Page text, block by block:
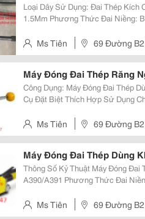
Loại Dây Sử Dụng: Đai Thép Kích Cỡ Dây Đai Sử Dụng: 20Mm-32Mm X 0.38-
1.5Mm Phương Thức Đai Niềng: Bằng Tay Và Kẹp Bọ. Khi Cần Thêm Thông
69 Đường B2, Kcn Tân...
Ms Tiên 69 Đường B2
Máy Đóng Đai Thép Răng
Công Dụng: Máy Đóng Đai Thép
Cụ Đặt Biệt Thích Hợp Sử Dụng
Phương Thức Hoạt Động: Bằng
Ms Tiên 69 Đường B2
Máy Đóng Đai Thép Dùng
Thông Số Kỷ Thuật Máy Đóng Đai
A390/A391 Phương Thức Đai Niềng: Bằng Răng Ngược, Không Dùng Bọ Sắt
Ms Tiên 69 Đường B2